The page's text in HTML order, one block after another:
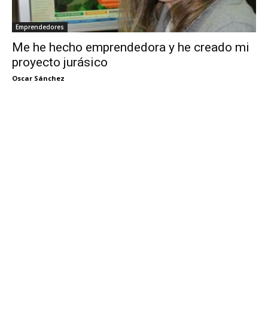
Emprendedores
Me he hecho emprendedora y he creado mi
proyecto jurásico
Oscar Sánchez